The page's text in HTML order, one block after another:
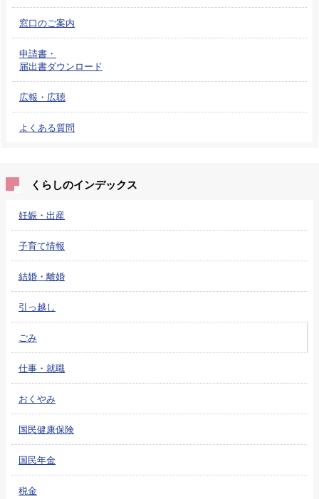
窓口のご案内
申請書・
届出書ダウンロード
広報・広聴
よくある質問
くらしのインデックス
妊娠・出産
子育て情報
結婚・離婚
引っ越し
ごみ
仕事・就職
おくやみ
国民健康保険
国民年金
税金